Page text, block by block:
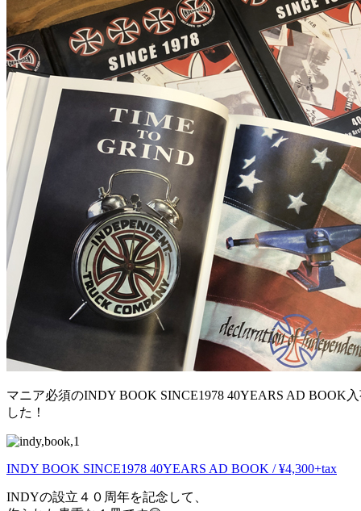
マニア必須のINDY BOOK SINCE1978 40YEARS AD BOOK
した！
INDY BOOK SINCE1978 40YEARS AD BOOK / ¥4,300+tax
INDYの設立４０周年を記念して、